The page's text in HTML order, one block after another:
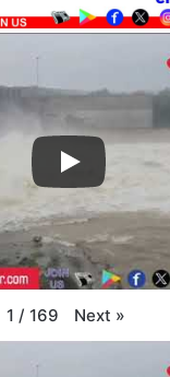
1 / 169 Next »